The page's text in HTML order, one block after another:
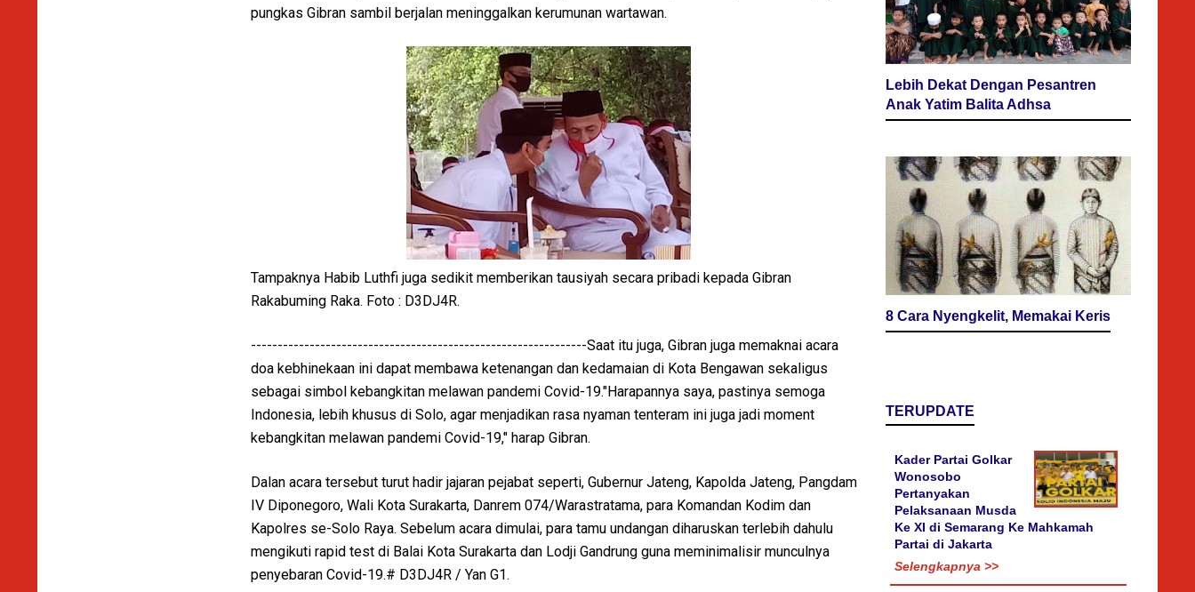
pungkas Gibran sambil berjalan meninggalkan kerumunan wartawan.
Tampaknya Habib Luthfi juga sedikit memberikan tausiyah secara pribadi kepada Gibran
Rakabuming Raka. Foto : D3DJ4R.
---------------------------------------------------------------Saat itu juga, Gibran juga memaknai acara
doa kebhinekaan ini dapat membawa ketenangan dan kedamaian di Kota Bengawan sekaligus
sebagai simbol kebangkitan melawan pandemi Covid-19."Harapannya saya, pastinya semoga
Indonesia, lebih khusus di Solo, agar menjadikan rasa nyaman tenteram ini juga jadi moment
kebangkitan melawan pandemi Covid-19," harap Gibran.
Dalan acara tersebut turut hadir jajaran pejabat seperti, Gubernur Jateng, Kapolda Jateng, Pangdam
IV Diponegoro, Wali Kota Surakarta, Danrem 074/Warastratama, para Komandan Kodim dan
Kapolres se-Solo Raya. Sebelum acara dimulai, para tamu undangan diharuskan terlebih dahulu
mengikuti rapid test di Balai Kota Surakarta dan Lodji Gandrung guna meminimalisir munculnya
penyebaran Covid-19.# D3DJ4R / Yan G1.
Lebih Dekat Dengan Pesantren
Anak Yatim Balita Adhsa
8 Cara Nyengkelit, Memakai Keris
TERUPDATE
Kader Partai Golkar
Wonosobo
Pertanyakan
Pelaksanaan Musda
Ke XI di Semarang Ke Mahkamah
Partai di Jakarta
Selengkapnya >>